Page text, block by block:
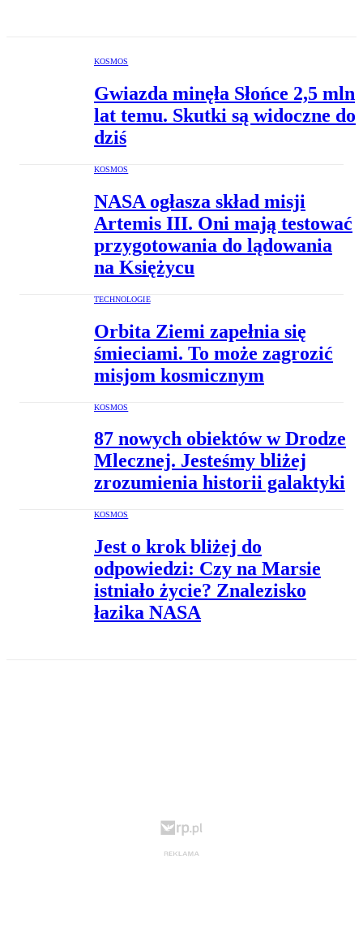
KOSMOS
Gwiazda minęła Słońce 2,5 mln
lat temu. Skutki są widoczne do
dziś
KOSMOS
NASA ogłasza skład misji
Artemis III. Oni mają testować
przygotowania do lądowania
na Księżycu
TECHNOLOGIE
Orbita Ziemi zapełnia się
śmieciami. To może zagrozić
misjom kosmicznym
KOSMOS
87 nowych obiektów w Drodze
Mlecznej. Jesteśmy bliżej
zrozumienia historii galaktyki
KOSMOS
Jest o krok bliżej do
odpowiedzi: Czy na Marsie
istniało życie? Znalezisko
łazika NASA